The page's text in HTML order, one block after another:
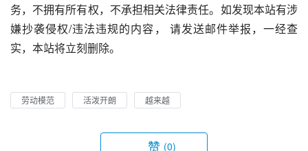
务，不拥有所有权，不承担相关法律责任。如发现本站有涉
嫌抄袭侵权/违法违规的内容， 请发送邮件举报，一经查
实，本站将立刻删除。
劳动模范 活泼开朗 越来越
赞 (0)